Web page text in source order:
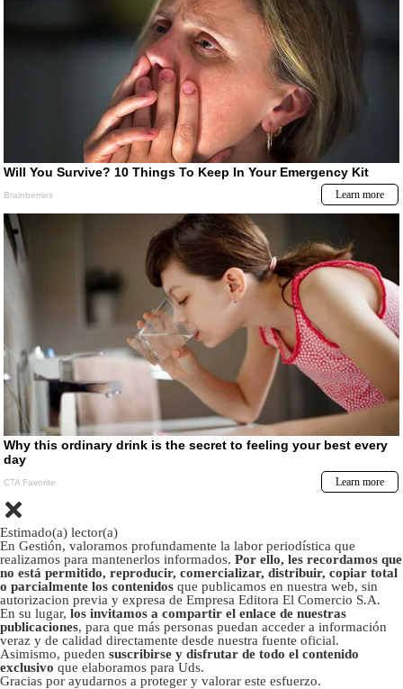
Estimado(a) lector(a)
En Gestión, valoramos profundamente la labor periodística que
realizamos para mantenerlos informados. Por ello, les recordamos que
no está permitido, reproducir, comercializar, distribuir, copiar total
o parcialmente los contenidos que publicamos en nuestra web, sin
autorizacion previa y expresa de Empresa Editora El Comercio S.A.
En su lugar, los invitamos a compartir el enlace de nuestras
publicaciones, para que más personas puedan acceder a información
veraz y de calidad directamente desde nuestra fuente oficial.
Asimismo, pueden suscribirse y disfrutar de todo el contenido
exclusivo que elaboramos para Uds.
Gracias por ayudarnos a proteger y valorar este esfuerzo.